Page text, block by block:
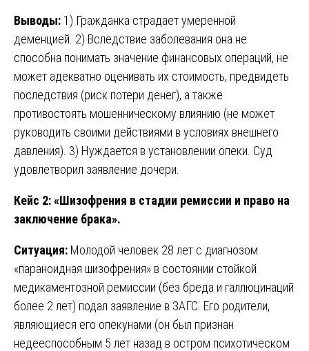
Выводы: 1) Гражданка страдает умеренной
деменцией. 2) Вследствие заболевания она не
способна понимать значение финансовых операций, не
может адекватно оценивать их стоимость, предвидеть
последствия (риск потери денег), а также
противостоять мошенническому влиянию (не может
руководить своими действиями в условиях внешнего
давления). 3) Нуждается в установлении опеки. Суд
удовлетворил заявление дочери.
Кейс 2: «Шизофрения в стадии ремиссии и право на
заключение брака».
Ситуация: Молодой человек 28 лет с диагнозом
«параноидная шизофрения» в состоянии стойкой
медикаментозной ремиссии (без бреда и галлюцинаций
более 2 лет) подал заявление в ЗАГС. Его родители,
являющиеся его опекунами (он был признан
недееспособным 5 лет назад в остром психотическом